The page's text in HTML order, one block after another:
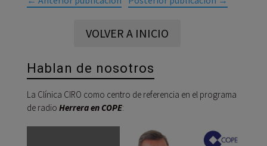
VOLVER A INICIO
Hablan de nosotros
La Clínica CIRO como centro de referencia en el programa
de radio Herrera en COPE: